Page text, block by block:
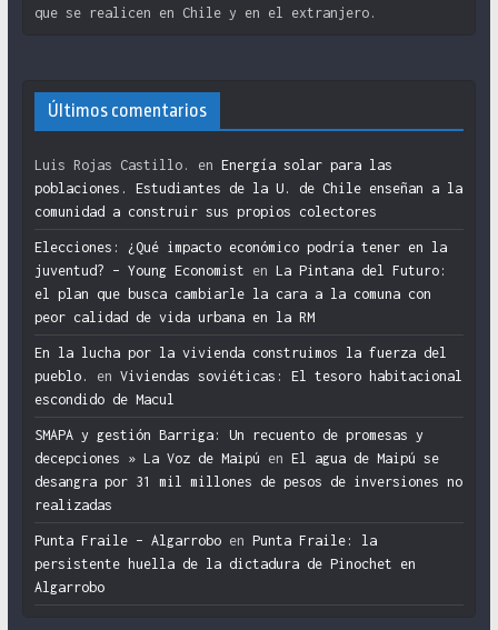
que se realicen en Chile y en el extranjero.
Últimos comentarios
Luis Rojas Castillo. en Energía solar para las
poblaciones. Estudiantes de la U. de Chile enseñan a la
comunidad a construir sus propios colectores
Elecciones: ¿Qué impacto económico podría tener en la
juventud? – Young Economist en La Pintana del Futuro:
el plan que busca cambiarle la cara a la comuna con
peor calidad de vida urbana en la RM
En la lucha por la vivienda construimos la fuerza del
pueblo.
en Viviendas soviéticas: El tesoro habitacional
escondido de Macul
SMAPA y gestión Barriga: Un recuento de promesas y
decepciones » La Voz de Maipú en El agua de Maipú se
desangra por 31 mil millones de pesos de inversiones no
realizadas
Punta Fraile – Algarroboen Punta Fraile: la
persistente huella de la dictadura de Pinochet en
Algarrobo